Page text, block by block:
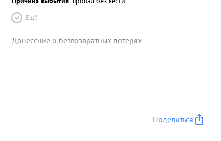
Ещё
Донесение о безвозвратных потерях
Поделиться